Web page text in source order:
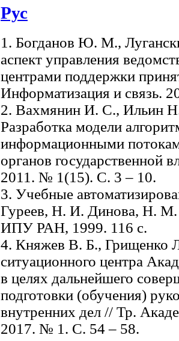
Рус
1. Богданов Ю. М.,
аспект управления
центрами поддержки
Информатизация и связь.
2. Вахмянин И. С., Ильин
Разработка модели
информационными
органов государственной
2011. № 1(15). С. 3 – 10.
3. Учебные
Гуреев, Н. И. Динова, Н.
ИПУ РАН, 1999. 116 с.
4. Княжев В. Б., Грищенко
ситуационного центра
в целях дальнейшего
подготовки (обучения)
внутренних дел // Тр.
2017. № 1. С. 54 – 58.